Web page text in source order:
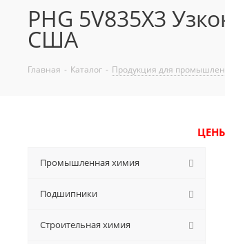
PHG 5V835X3
США
Главная - Каталог - Продукция для
Промышленная химия
Подшипники
Строительная химия